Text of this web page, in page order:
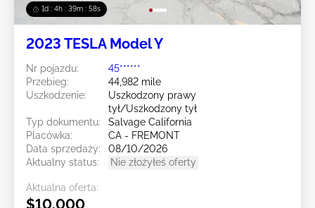
1d : 4h : 39m : 55s
2023 TESLA Model Y
Nr pojazdu:
45******
Przebieg:
44,982 mile
Uszkodzenie:
Uszkodzony prawy
tył/Uszkodzony tył
Typ dokumentu:
Salvage California
Placówka:
CA - FREMONT
Data sprzedaży:
08/10/2026
Aktualny status:
Nie złożyłeś oferty
Aktualna oferta:
$10,000